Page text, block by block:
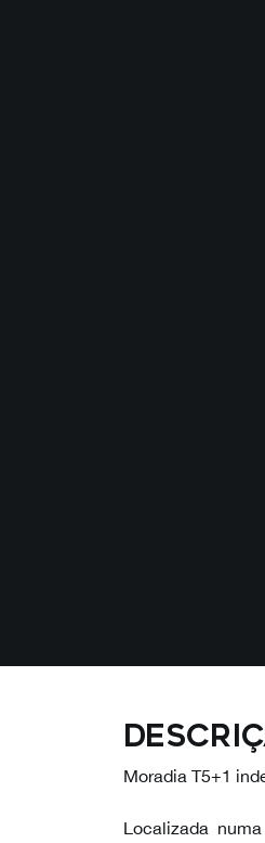
Moradia T5+1
Localizada